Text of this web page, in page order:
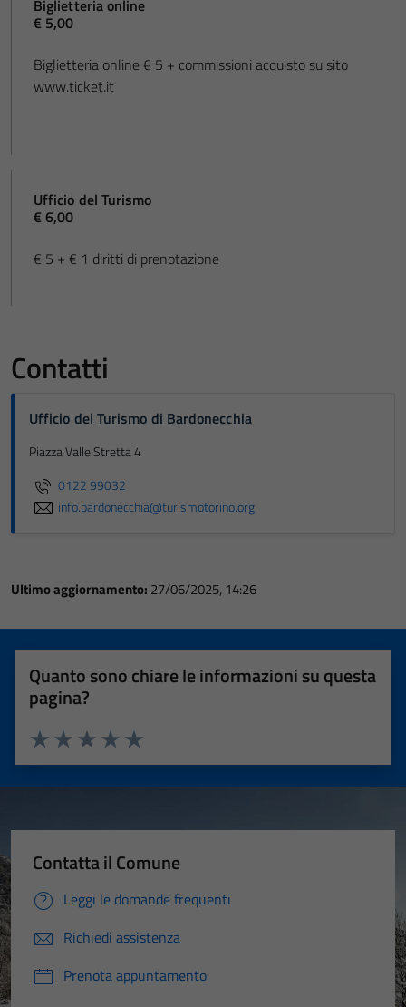
Biglietteria online
€ 5,00
Biglietteria online € 5 + commissioni acquisto su sito
www.ticket.it
Ufficio del Turismo
€ 6,00
€ 5 + € 1 diritti di prenotazione
Contatti
Ufficio del Turismo di Bardonecchia
Piazza Valle Stretta 4
0122 99032
info.bardonecchia@turismotorino.org
Ultimo aggiornamento: 27/06/2025, 14:26
Quanto sono chiare le informazioni su questa
pagina?
Valuta 5 stelle su 5
Valuta 4 stelle su 5
Valuta 3 stelle su 5
Valuta 2 stelle su 5
Valuta 1 stelle su 5
Contatta il Comune
Leggi le domande frequenti
Richiedi assistenza
Prenota appuntamento